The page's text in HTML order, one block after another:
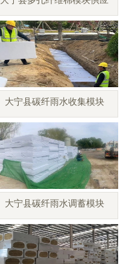
大宁县碳纤雨水收集模块
大宁县碳纤雨水调蓄模块